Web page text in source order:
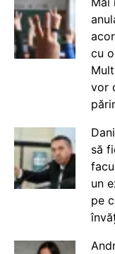
cu
vor
să
un
pe